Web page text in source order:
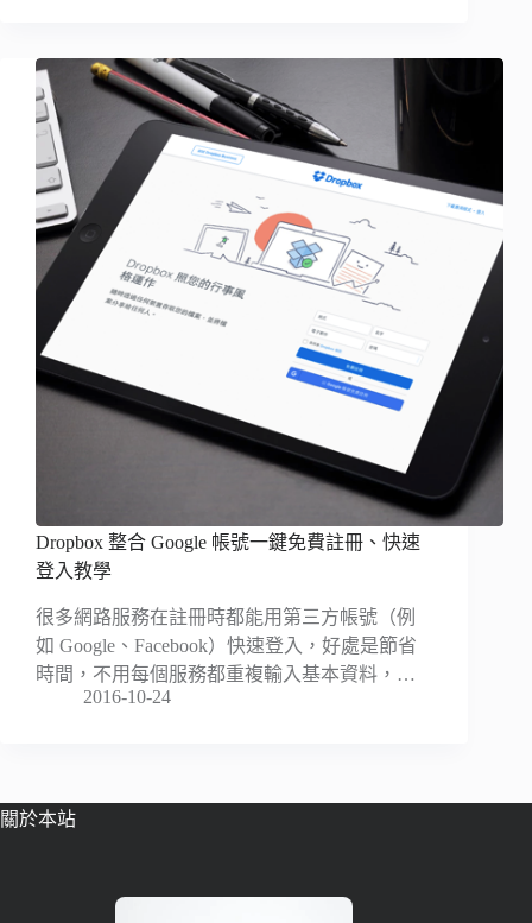
Dropbox 整合 Google 帳號一鍵免費註冊、快速
登入教學
很多網路服務在註冊時都能用第三方帳號（例
如 Google、Facebook）快速登入，好處是節省
時間，不用每個服務都重複輸入基本資料，…
2016-10-24
關於本站